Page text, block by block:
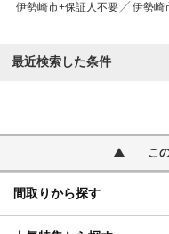
伊勢崎市+保証人不要
伊勢崎
最近検索した条件
こ
間取りから探す